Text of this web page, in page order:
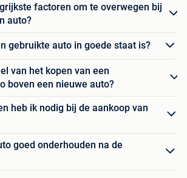
factoren om te overwegen bij
auto?
gebruikte auto in goede staat is?
van het kopen van een
boven een nieuwe auto?
heb ik nodig bij de aankoop van
goed onderhouden na de